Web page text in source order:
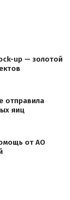
up — золотой
отправила
яиц
от АО